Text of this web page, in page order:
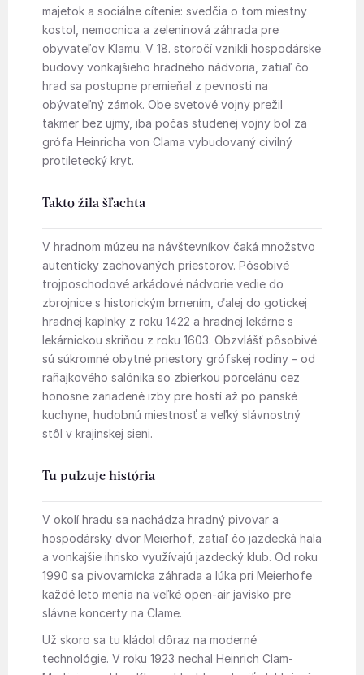
majetok a sociálne cítenie: svedčia o tom miestny
kostol, nemocnica a zeleninová záhrada pre
obyvateľov Klamu. V 18. storočí vznikli hospodárske
budovy vonkajšieho hradného nádvoria, zatiaľ čo
hrad sa postupne premieňal z pevnosti na
obývateľný zámok. Obe svetové vojny prežil
takmer bez ujmy, iba počas studenej vojny bol za
grófa Heinricha von Clama vybudovaný civilný
protiletecký kryt.
Takto žila šľachta
V hradnom múzeu na návštevníkov čaká množstvo
autenticky zachovaných priestorov. Pôsobivé
trojposchodové arkádové nádvorie vedie do
zbrojnice s historickým brnením, ďalej do gotickej
hradnej kaplnky z roku 1422 a hradnej lekárne s
lekárnickou skriňou z roku 1603. Obzvlášť pôsobivé
sú súkromné obytné priestory grófskej rodiny – od
raňajkového salónika so zbierkou porcelánu cez
honosne zariadené izby pre hostí až po panské
kuchyne, hudobnú miestnosť a veľký slávnostný
stôl v krajinskej sieni.
Tu pulzuje história
V okolí hradu sa nachádza hradný pivovar a
hospodársky dvor Meierhof, zatiaľ čo jazdecká hala
a vonkajšie ihrisko využívajú jazdecký klub. Od roku
1990 sa pivovarnícka záhrada a lúka pri Meierhofe
každé leto menia na veľké open-air javisko pre
slávne koncerty na Clame.
Už skoro sa tu kládol dôraz na moderné
technológie. V roku 1923 nechal Heinrich Clam-